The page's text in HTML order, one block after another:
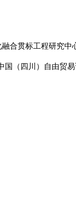
融合贯标工程研究中
国（四川）自由贸